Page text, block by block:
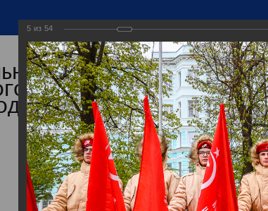
САЙТ АДМИНИСТРАЦИИ
ОКРУГА ГОРОД ДЗЕРЖИНСК
ОБЛАСТИ
5 из 54